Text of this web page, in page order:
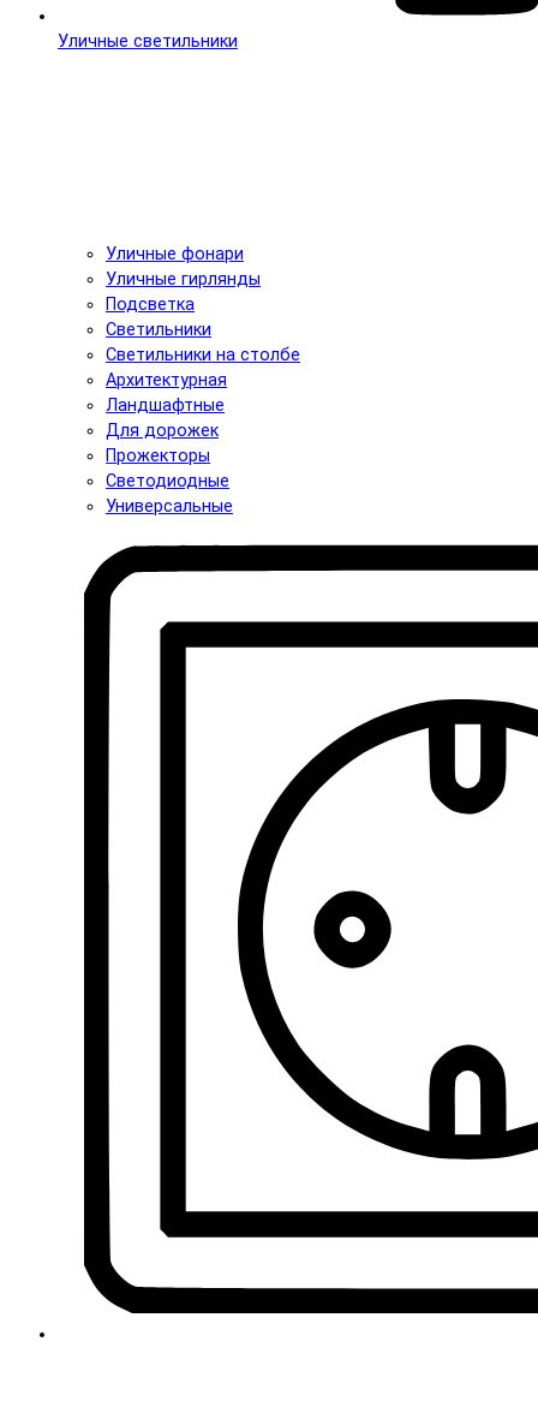
Уличные светильники
Уличные фонари
Уличные гирлянды
Подсветка
Светильники
Светильники на столбе
Архитектурная
Ландшафтные
Для дорожек
Прожекторы
Светодиодные
Универсальные